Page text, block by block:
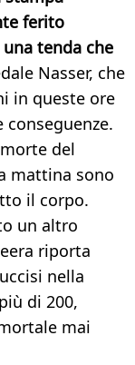
ferito
tenda che
Nasser, che
in queste ore
del
mattina sono
il corpo.
un altro
riporta
nella
di 200,
mai